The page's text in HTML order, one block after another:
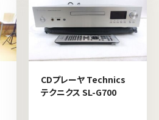
CDプレーヤ Technics
テクニクス SL-G700